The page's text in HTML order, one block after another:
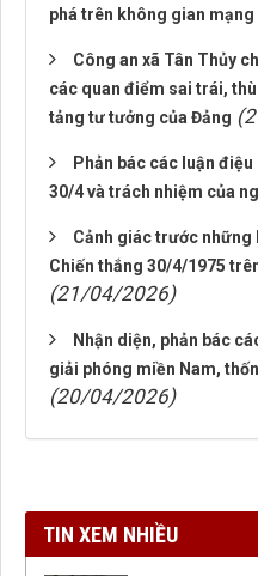
phá trên không gian mạng
Công an xã Tân Thủy
các quan điểm sai trái,
tảng tư tưởng của Đảng
Phản bác các luận
30/4 và trách nhiệm của
Cảnh giác trước những
Chiến thắng 30/4/1975
(21/04/2026)
Nhận diện, phản bác
giải phóng miền Nam,
(20/04/2026)
TIN XEM NHIỀU